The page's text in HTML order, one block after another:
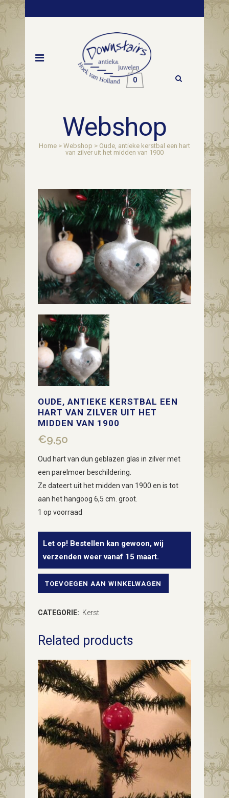
0
Webshop
Home > Webshop > Oude, antieke kerstbal een hart
van zilver uit het midden van 1900
OUDE, ANTIEKE KERSTBAL EEN
HART VAN ZILVER UIT HET
MIDDEN VAN 1900
€9,50
Oud hart van dun geblazen glas in zilver met
een parelmoer beschildering.
Ze dateert uit het midden van 1900 en is tot
aan het hangoog 6,5 cm. groot.
1 op voorraad
Let op! Bestellen kan gewoon, wij
verzenden weer vanaf 15 maart.
Oude,
een
hart
van
uit
het
van
1900
TOEVOEGEN AAN WINKELWAGEN
CATEGORIE: Kerst
Related products